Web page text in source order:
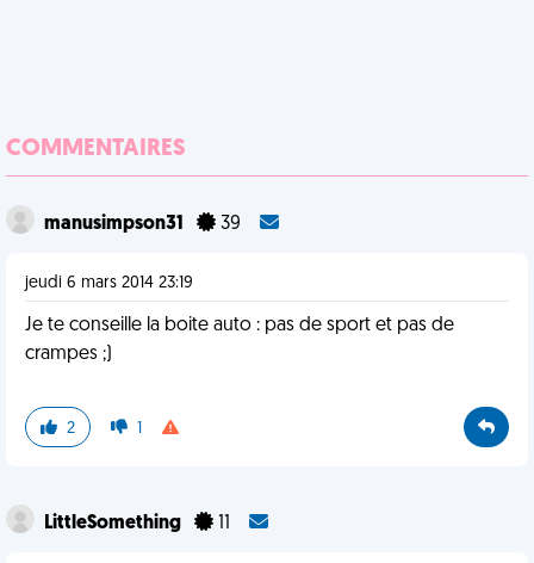
COMMENTAIRES
manusimpson31 39
jeudi 6 mars 2014 23:19
Je te conseille la boite auto : pas de sport et pas de
crampes ;)
2 1
LittleSomething